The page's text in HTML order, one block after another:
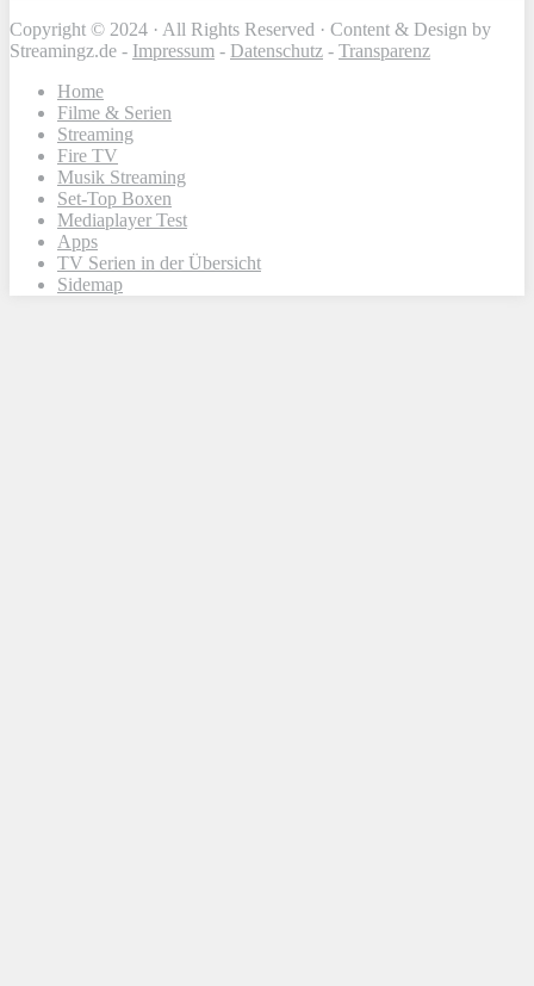
Copyright © 2024 · All Rights Reserved · Content & Design by
Streamingz.de - Impressum - Datenschutz - Transparenz
Home
Filme & Serien
Streaming
Fire TV
Musik Streaming
Set-Top Boxen
Mediaplayer Test
Apps
TV Serien in der Übersicht
Sidemap